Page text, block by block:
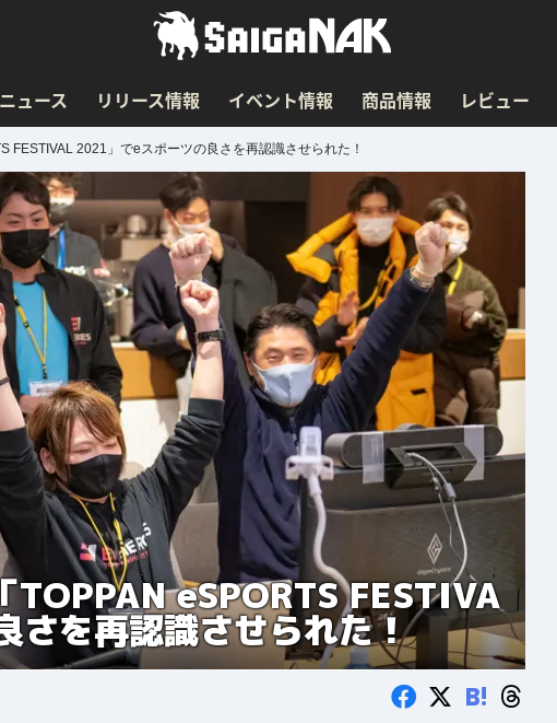
ュース リリース情報 イベント情報 商品情報 レビュー
FESTIVAL 2021」でeスポーツの良さを再認識させられた！
TOPPAN eSPORTS FESTIVA
を再認識させられた！
B!